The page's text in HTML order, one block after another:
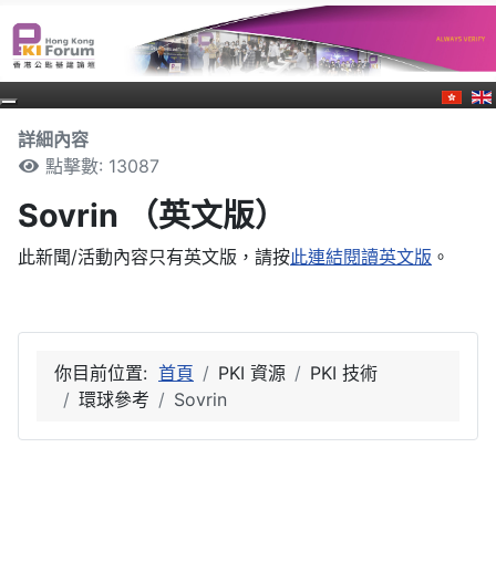
詳細內容
點擊數: 13087
Sovrin （英文版）
此新聞/活動內容只有英文版，請按此連結閱讀英文版 。
你目前位置: 首頁 PKI 資源
PKI 技術
環球參考
Sovrin